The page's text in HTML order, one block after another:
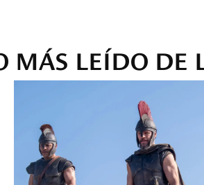
MÁS LEÍDO DE